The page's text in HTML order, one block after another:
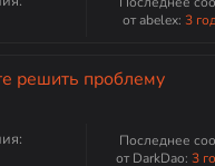
от abelex: 3
решить проблему
Последнее
от DarkDao: 3